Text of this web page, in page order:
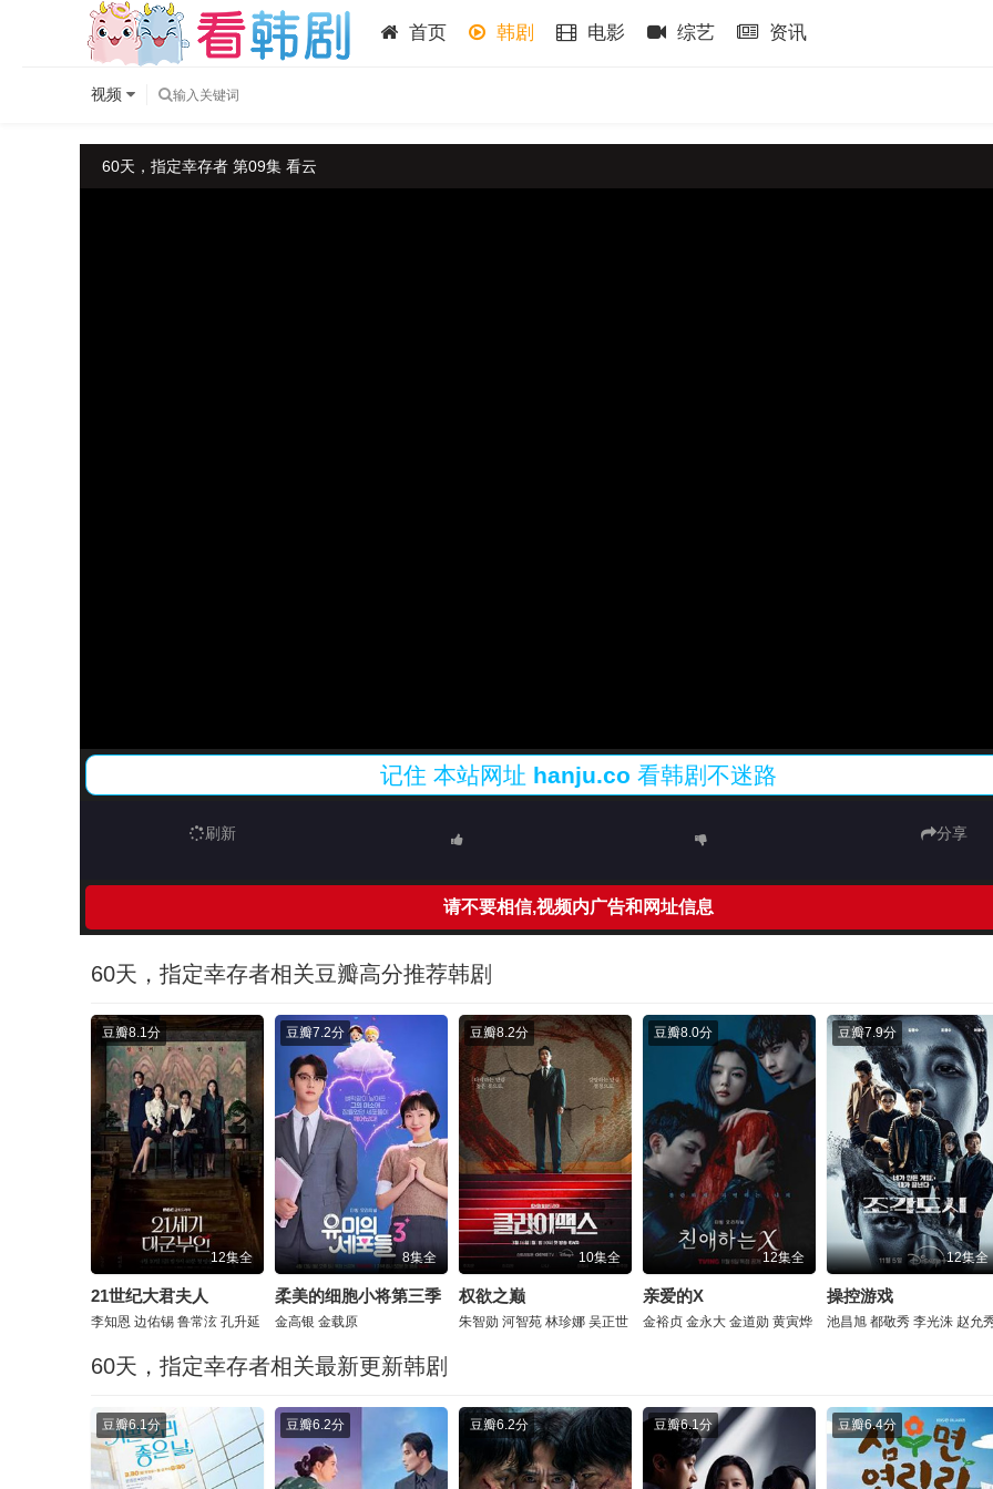
首页 韩剧 电影 综艺 资讯
视频
60天，指定幸存者 第09集 看云
记住 本站网址 hanju.co 看韩剧不迷路
刷新 分享
请不要相信,视频内广告和网址信息
60天，指定幸存者相关豆瓣高分推荐韩剧
豆瓣8.1分
12集全
21世纪大君夫人
李知恩 边佑锡 鲁常泫 孔升延
豆瓣7.2分
8集全
柔美的细胞小将第三季
金高银 金载原
豆瓣8.2分
10集全
权欲之巅
朱智勋 河智苑 林珍娜 吴正世
豆瓣8.0分
12集全
亲爱的X
金裕贞 金永大 金道勋 黄寅烨
豆瓣7.9分
12集全
操控游戏
池昌旭 都敬秀 李光洙 赵允
60天，指定幸存者相关最新更新韩剧
豆瓣6.1分 豆瓣6.2分 豆瓣6.2分 豆瓣6.1分 豆瓣6.4分